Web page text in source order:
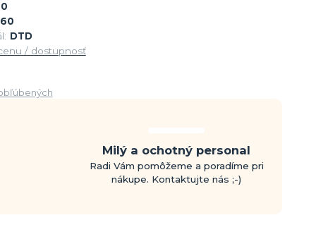
60
DTD
/ dostupnosť
Milý a ochotný personal
Radi Vám pomôžeme a poradíme pri
nákupe. Kontaktujte nás ;-)